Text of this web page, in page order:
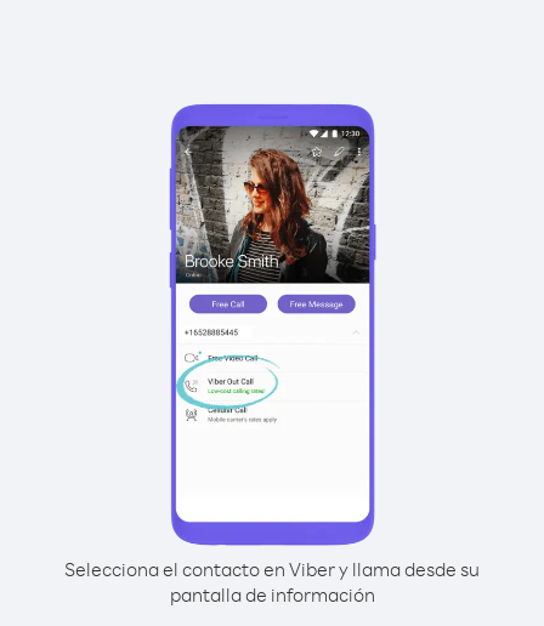
Selecciona el contacto en Viber y llama desde su
pantalla de información